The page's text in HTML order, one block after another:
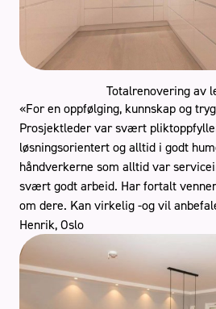
Innvendig
Stue
Book gratis befaring
Totalrenovering av
«For en oppfølging, kunnskap og
Prosjektleder var svært
løsningsorientert og alltid i godt
håndverkerne som alltid var
svært godt arbeid. Har fortalt
om dere. Kan virkelig -og vil
Henrik, Oslo